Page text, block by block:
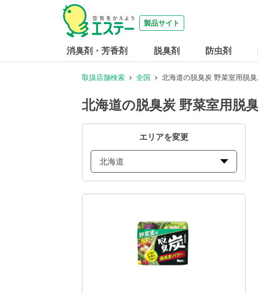
製品サイト
消臭剤・芳香剤 脱臭剤 防虫剤
取扱店舗検索 全国 北海道の脱臭炭 野菜室用脱
北海道の脱臭炭 野菜室用脱
エリアを変更
北海道